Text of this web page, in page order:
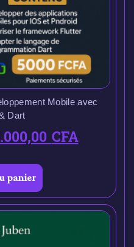
Mobile avec
Dart
CFA
panier